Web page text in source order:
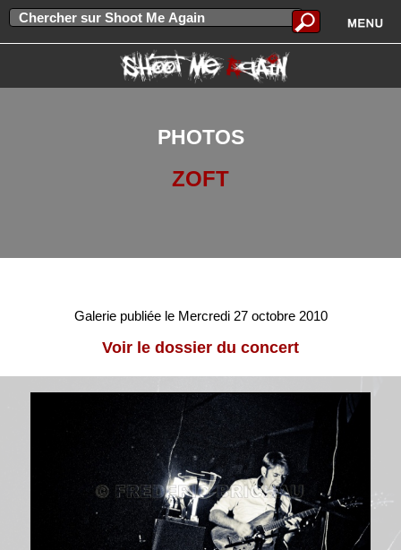
PHOTOS
ZOFT
Galerie publiée le Mercredi 27 octobre 2010
Voir le dossier du concert